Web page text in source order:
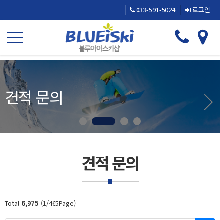
033-591-5024 로그인
견적 문의
견적 문의
Total 6,975 (1/465Page)